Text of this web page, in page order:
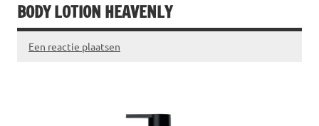
BODY LOTION HEAVENLY
Een reactie plaatsen